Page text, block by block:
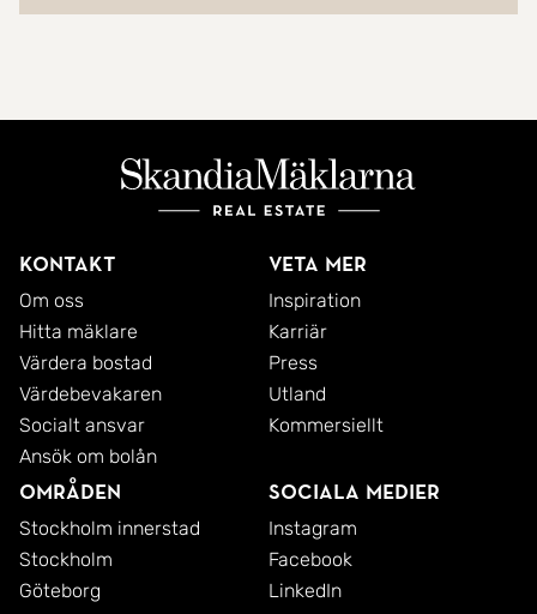
Kontakt
Om oss
Hitta mäklare
Värdera bostad
Värdebevakaren
Socialt ansvar
Ansök om bolån
Veta mer
Inspiration
Karriär
Press
Utland
Kommersiellt
Områden
Stockholm innerstad
Stockholm
Göteborg
Sociala medier
Instagram
Facebook
LinkedIn